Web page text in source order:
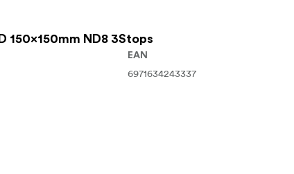
150x150mm ND8 3Stops
EAN
6971634243337